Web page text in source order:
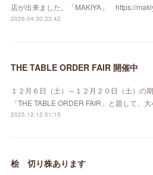
店が出来ました。「MAKIYA」 https://
2026.04.30 23:42
THE TABLE ORDER FAIR 開催中
１２月６日（土）～１２月２０日（土）の期
「THE TABLE ORDER FAIR」と題して、大
2025.12.12 01:15
桧 切り株あります